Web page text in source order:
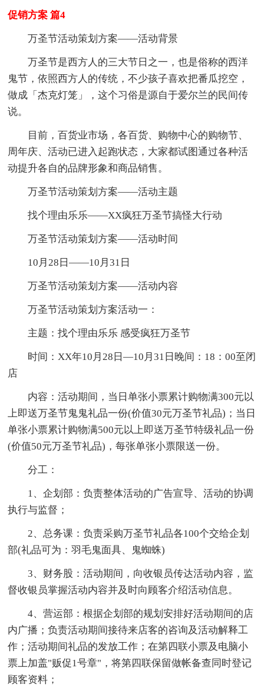
促销方案 篇4
万圣节活动策划方案——活动背景
万圣节是西方人的三大节日之一，也是俗称的西洋
鬼节，依照西方人的传统，不少孩子喜欢把番瓜挖空，
做成「杰克灯笼」，这个习俗是源自于爱尔兰的民间传
说。
目前，百货业市场，各百货、购物中心的购物节、
周年庆、活动已进入起跑状态，大家都试图通过各种活
动提升各自的品牌形象和商品销售。
万圣节活动策划方案——活动主题
找个理由乐乐——XX疯狂万圣节搞怪大行动
万圣节活动策划方案——活动时间
10月28日——10月31日
万圣节活动策划方案——活动内容
万圣节活动策划方案活动一：
主题：找个理由乐乐 感受疯狂万圣节
时间：XX年10月28日—10月31日晚间：18：00至闭
店
内容：活动期间，当日单张小票累计购物满300元以
上即送万圣节鬼鬼礼品一份(价值30元万圣节礼品)；当日
单张小票累计购物满500元以上即送万圣节特级礼品一份
(价值50元万圣节礼品)，每张单张小票限送一份。
分工：
1、企划部：负责整体活动的广告宣导、活动的协调
执行与监督；
2、总务课：负责采购万圣节礼品各100个交给企划
部(礼品可为：羽毛鬼面具、鬼蜘蛛)
3、财务股：活动期间，向收银员传达活动内容，监
督收银员掌握活动内容并及时向顾客介绍活动信息。
4、营运部：根据企划部的规划安排好活动期间的店
内广播；负责活动期间接待来店客的咨询及活动解释工
作；活动期间礼品的发放工作；在第四联小票及电脑小
票上加盖"贩促1号章"，将第四联保留做帐备查同时登记
顾客资料；